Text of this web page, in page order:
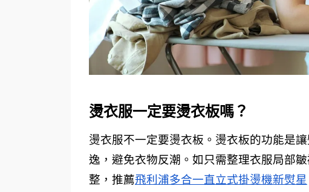
燙衣服一定要燙衣板嗎？
燙衣服不一定要燙衣板。燙衣板的功能是
逸，避免衣物反潮。如只需整理衣服局部
整，推薦飛利浦多合一直立式掛燙機新熨星